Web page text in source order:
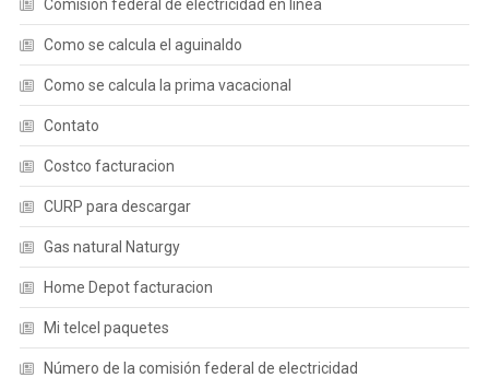
Comisión federal de electricidad en línea
Como se calcula el aguinaldo
Como se calcula la prima vacacional
Contato
Costco facturacion
CURP para descargar
Gas natural Naturgy
Home Depot facturacion
Mi telcel paquetes
Número de la comisión federal de electricidad